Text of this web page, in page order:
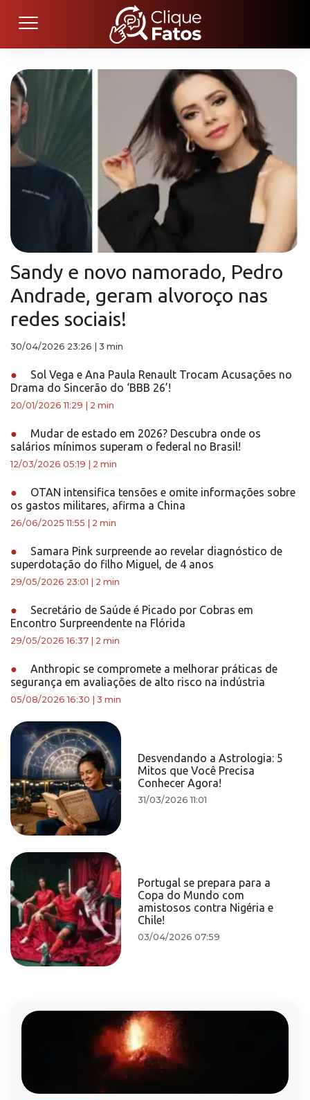
Sandy e novo namorado, Pedro
Andrade, geram alvoroço nas
redes sociais!
30/04/2026 23:26 3 min
●
Sol Vega e Ana Paula Renault Trocam Acusações no
Drama do Sincerão do ‘BBB 26’!
20/01/2026 11:29 2 min
●
Mudar de estado em 2026? Descubra onde os
salários mínimos superam o federal no Brasil!
12/03/2026 05:19 2 min
●
OTAN intensifica tensões e omite informações sobre
os gastos militares, afirma a China
26/06/2025 11:55 2 min
●
Samara Pink surpreende ao revelar diagnóstico de
superdotação do filho Miguel, de 4 anos
29/05/2026 23:01 2 min
●
Secretário de Saúde é Picado por Cobras em
Encontro Surpreendente na Flórida
29/05/2026 16:37 2 min
●
Anthropic se compromete a melhorar práticas de
segurança em avaliações de alto risco na indústria
05/08/2026 16:30 3 min
Desvendando a Astrologia: 5
Mitos que Você Precisa
Conhecer Agora!
31/03/2026 11:01
Portugal se prepara para a
Copa do Mundo com
amistosos contra Nigéria e
Chile!
03/04/2026 07:59